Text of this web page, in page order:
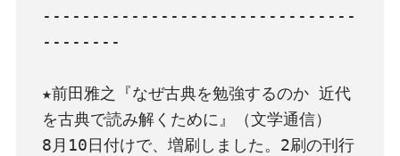
--------------------------------
--------
★前田雅之『なぜ古典を勉強するのか 近代
を古典で読み解くために』（文学通信）
8月10日付けで、増刷しました。2刷の刊行